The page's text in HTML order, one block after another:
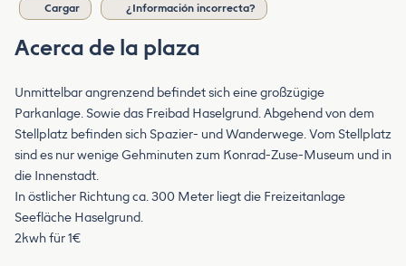
Cargar ¿Información incorrecta?
Acerca de la plaza
Unmittelbar angrenzend befindet sich eine großzügige
Parkanlage. Sowie das Freibad Haselgrund. Abgehend von dem
Stellplatz befinden sich Spazier- und Wanderwege. Vom Stellplatz
sind es nur wenige Gehminuten zum Konrad-Zuse-Museum und in
die Innenstadt.
In östlicher Richtung ca. 300 Meter liegt die Freizeitanlage
Seefläche Haselgrund.
2kwh für 1€